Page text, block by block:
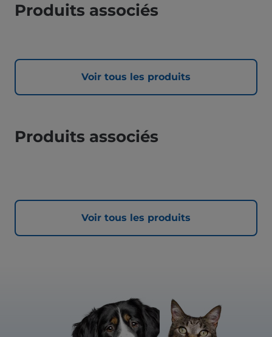
Produits associés
Voir tous les produits
Produits associés
Voir tous les produits